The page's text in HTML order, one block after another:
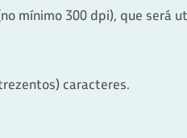
mínimo 300 dpi), que será
caracteres.